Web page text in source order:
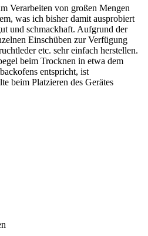
Verarbeiten von großen Mengen
was ich bisher damit ausprobiert
und schmackhaft. Aufgrund der
Einschüben zur Verfügung
etc. sehr einfach herstellen.
beim Trocknen in etwa dem
entspricht, ist
beim Platzieren des Gerätes